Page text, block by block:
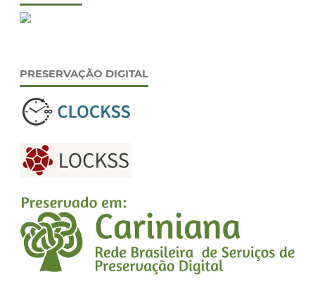
PRESERVAÇÃO DIGITAL